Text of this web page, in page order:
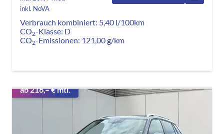
inkl. NoVA
Verbrauch kombiniert: 5,40 l/100km
CO2-Klasse: D
CO2-Emissionen: 121,00 g/km
ab 216,– € mtl.